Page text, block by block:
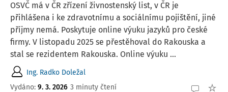
OSVČ má v ČR zřízení živnostenský list, v ČR je
přihlášena i ke zdravotnímu a sociálnímu pojištění, jiné
příjmy nemá. Poskytuje online výuku jazyků pro české
firmy. V listopadu 2025 se přestěhoval do Rakouska a
stal se rezidentem Rakouska. Online výuku ...
Ing. Radko Doležal
Vydáno: 9. 3. 2026 3 minuty čtení